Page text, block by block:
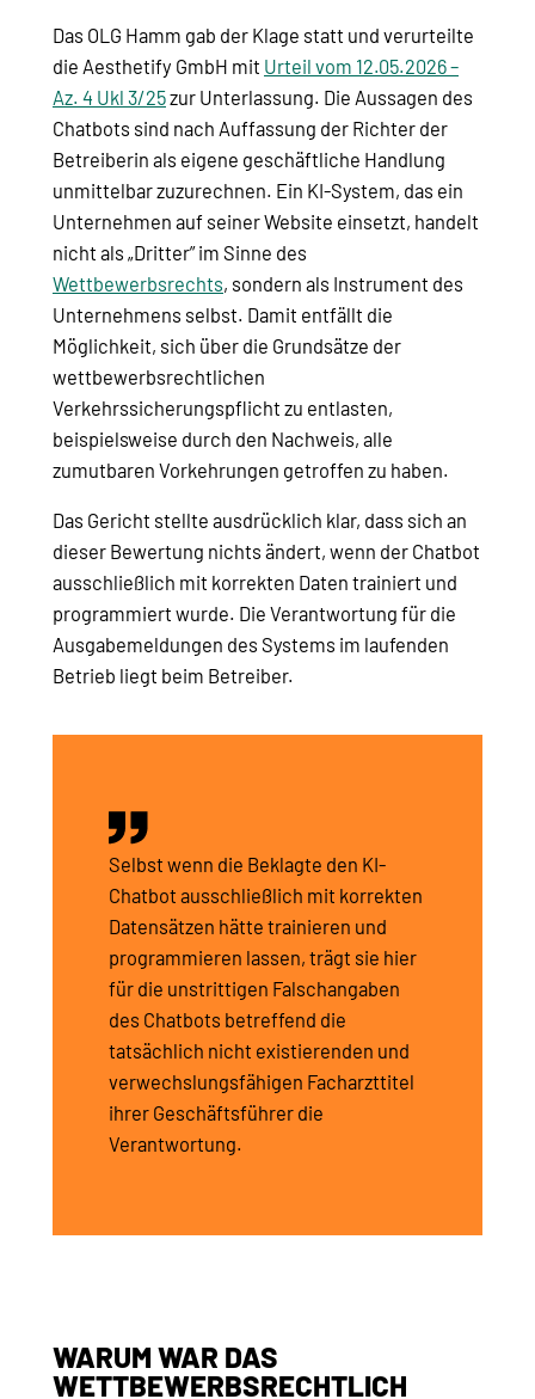
Das OLG Hamm gab der Klage statt und verurteilte
die Aesthetify GmbH mit Urteil vom 12.05.2026 –
Az. 4 Ukl 3/25zur Unterlassung. Die Aussagen des
Chatbots sind nach Auffassung der Richter der
Betreiberin als eigene geschäftliche Handlung
unmittelbar zuzurechnen. Ein KI-System, das ein
Unternehmen auf seiner Website einsetzt, handelt
nicht als „Dritter” im Sinne des
Wettbewerbsrechts, sondern als Instrument des
Unternehmens selbst. Damit entfällt die
Möglichkeit, sich über die Grundsätze der
wettbewerbsrechtlichen
Verkehrssicherungspflicht zu entlasten,
beispielsweise durch den Nachweis, alle
zumutbaren Vorkehrungen getroffen zu haben.
Das Gericht stellte ausdrücklich klar, dass sich an
dieser Bewertung nichts ändert, wenn der Chatbot
ausschließlich mit korrekten Daten trainiert und
programmiert wurde. Die Verantwortung für die
Ausgabemeldungen des Systems im laufenden
Betrieb liegt beim Betreiber.
Selbst wenn die Beklagte den KI-
Chatbot ausschließlich mit korrekten
Datensätzen hätte trainieren und
programmieren lassen, trägt sie hier
für die unstrittigen Falschangaben
des Chatbots betreffend die
tatsächlich nicht existierenden und
verwechslungsfähigen Facharzttitel
ihrer Geschäftsführer die
Verantwortung.
WARUM WAR DAS
WETTBEWERBSRECHTLICH